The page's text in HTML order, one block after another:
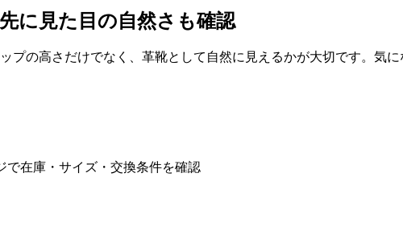
に見た目の自然さも確認
プの高さだけでなく、革靴として自然に見えるかが大切です。気
で在庫・サイズ・交換条件を確認